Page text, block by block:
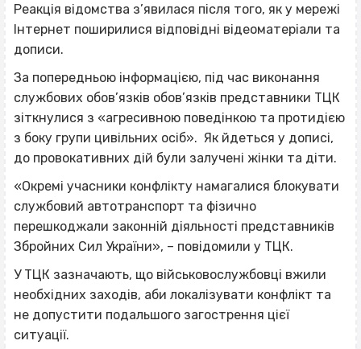
Реакція відомства з’явилася після того, як у мережі
Інтернет поширилися відповідні відеоматеріали та
дописи.
За попередньою інформацією, під час виконання
службових обов’язків обов’язків представники ТЦК
зіткнулися з «агресивною поведінкою та протидією
з боку групи цивільних осіб». Як йдеться у дописі,
до провокативних дій були залучені жінки та діти.
«Окремі учасники конфлікту намагалися блокувати
службовий автотранспорт та фізично
перешкоджали законній діяльності представників
Збройних Сил України», – повідомили у ТЦК.
У ТЦК зазначають, що військовослужбовці вжили
необхідних заходів, аби локалізувати конфлікт та
не допустити подальшого загострення цієї
ситуації.